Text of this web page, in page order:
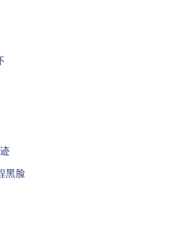
黑脸